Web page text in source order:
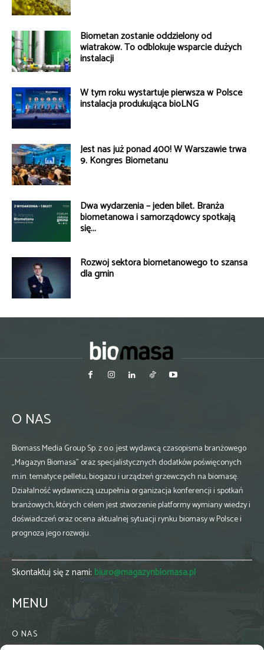
Biometan zostanie oddzielony od
wiatraków. To odblokuje wsparcie dużych
instalacji
W tym roku wystartuje pierwsza w Polsce
instalacja produkująca bioLNG
Jest nas już ponad 400! W Warszawie trwa
9. Kongres Biometanu
Dwa wydarzenia – jeden bilet. Branża
biometanowa i samorządowcy spotkają
się...
Rozwój sektora biometanowego to szansa
dla gmin
O NAS
Biomass Media Group Sp. z o.o. jest wydawcą czasopisma branżowego
„Magazyn Biomasa” oraz specjalistycznych dodatków poświęconych
m.in. tematyce pelletu, biogazu i urządzeń grzewczych na biomasę.
Działalność wydawniczą uzupełnia organizacja konferencji i spotkań
branżowych, których celem jest stworzenie platformy wymiany wiedzy i
doświadczeń oraz ocena aktualnej sytuacji rynku biomasy w Polsce i
prognoza jego rozwoju.
Skontaktuj się z nami: biuro@magazynbiomasa.pl
MENU
O NAS